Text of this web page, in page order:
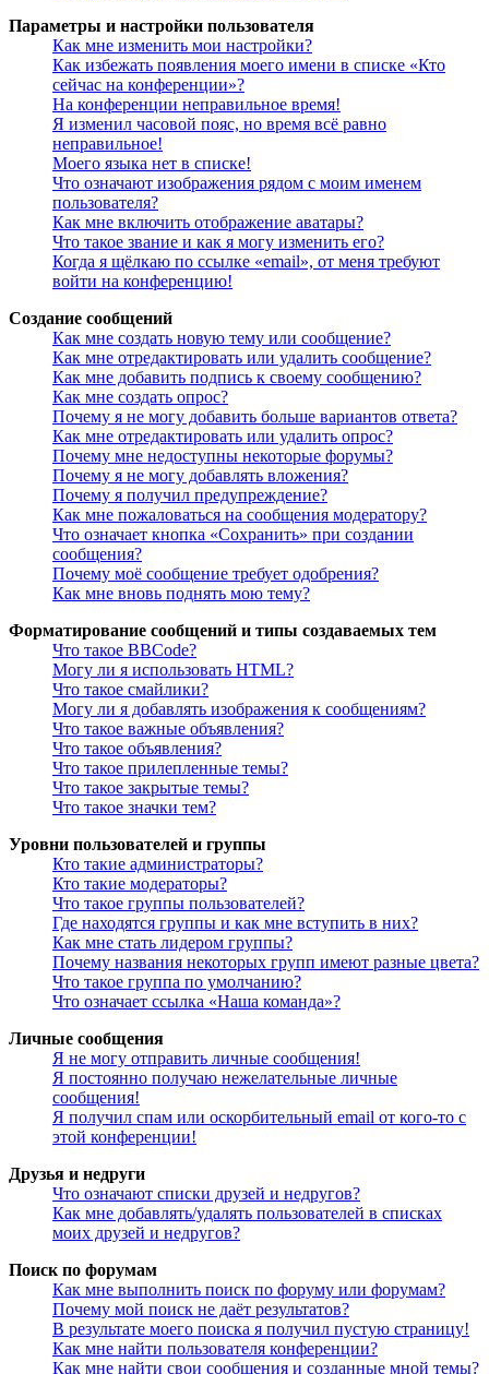
Параметры и настройки пользователя
Как мне изменить мои настройки?
Как избежать появления моего имени в списке «Кто
сейчас на конференции»?
На конференции неправильное время!
Я изменил часовой пояс, но время всё равно
неправильное!
Моего языка нет в списке!
Что означают изображения рядом с моим именем
пользователя?
Как мне включить отображение аватары?
Что такое звание и как я могу изменить его?
Когда я щёлкаю по ссылке «email», от меня требуют
войти на конференцию!
Создание сообщений
Как мне создать новую тему или сообщение?
Как мне отредактировать или удалить сообщение?
Как мне добавить подпись к своему сообщению?
Как мне создать опрос?
Почему я не могу добавить больше вариантов ответа?
Как мне отредактировать или удалить опрос?
Почему мне недоступны некоторые форумы?
Почему я не могу добавлять вложения?
Почему я получил предупреждение?
Как мне пожаловаться на сообщения модератору?
Что означает кнопка «Сохранить» при создании
сообщения?
Почему моё сообщение требует одобрения?
Как мне вновь поднять мою тему?
Форматирование сообщений и типы создаваемых тем
Что такое BBCode?
Могу ли я использовать HTML?
Что такое смайлики?
Могу ли я добавлять изображения к сообщениям?
Что такое важные объявления?
Что такое объявления?
Что такое прилепленные темы?
Что такое закрытые темы?
Что такое значки тем?
Уровни пользователей и группы
Кто такие администраторы?
Кто такие модераторы?
Что такое группы пользователей?
Где находятся группы и как мне вступить в них?
Как мне стать лидером группы?
Почему названия некоторых групп имеют разные цвета?
Что такое группа по умолчанию?
Что означает ссылка «Наша команда»?
Личные сообщения
Я не могу отправить личные сообщения!
Я постоянно получаю нежелательные личные
сообщения!
Я получил спам или оскорбительный email от кого-то с
этой конференции!
Друзья и недруги
Что означают списки друзей и недругов?
Как мне добавлять/удалять пользователей в списках
моих друзей и недругов?
Поиск по форумам
Как мне выполнить поиск по форуму или форумам?
Почему мой поиск не даёт результатов?
В результате моего поиска я получил пустую страницу!
Как мне найти пользователя конференции?
Как мне найти свои сообщения и созданные мной темы?